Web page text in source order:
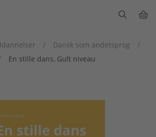
/ Dansk som andetsprog
/
En stille dans, Gult niveau